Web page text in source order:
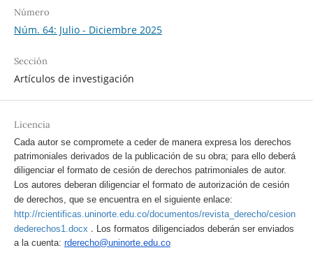
Número
Núm. 64: Julio - Diciembre 2025
Sección
Artículos de investigación
Licencia
Cada autor se compromete a ceder de manera expresa los derechos
patrimoniales derivados de la publicación de su obra; para ello deberá
diligenciar el formato de cesión de derechos patrimoniales de autor.
Los autores deberan diligenciar el formato de autorización de cesión
de derechos, que se encuentra en el siguiente enlace:
http://rcientificas.uninorte.edu.co/documentos/revista_derecho/cesion
dederechos1.docx . Los formatos diligenciados deberán ser enviados
a la cuenta: rderecho@uninorte.edu.co